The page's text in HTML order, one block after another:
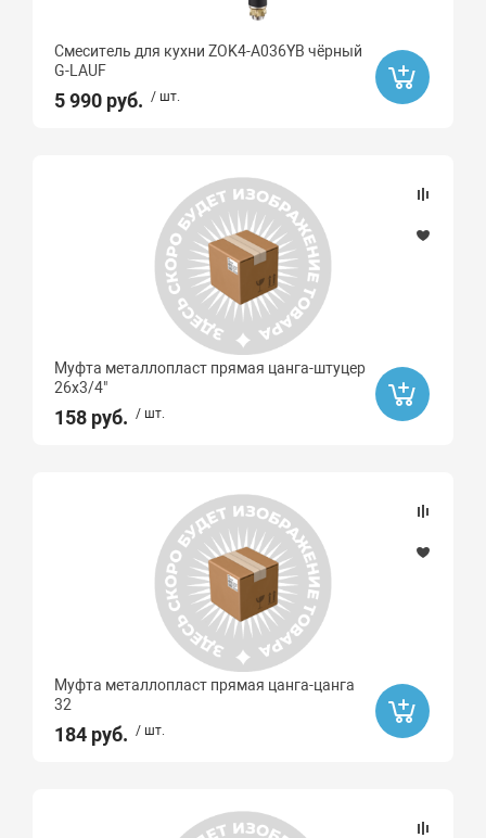
Смеситель для кухни ZOK4-A036YB чёрный
G-LAUF
5 990 руб. / шт.
Муфта металлопласт прямая цанга-штуцер
26х3/4"
158 руб. / шт.
Муфта металлопласт прямая цанга-цанга
32
184 руб. / шт.